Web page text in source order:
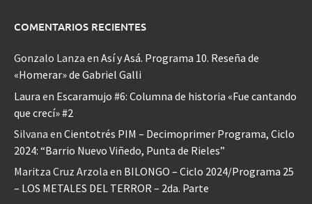
COMENTARIOS RECIENTES
Gonzalo Lanza en Así y Asá. Programa 10. Reseña de
«Homerar» de Gabriel Galli
Laura en Escaramujo #6: Columna de historia «Fue cantando
que crecí» #2
Silvana en Cientotrés PIM – Decimoprimer Programa, Ciclo
2024: “Barrio Nuevo Viñedo, Punta de Rieles”
Maritza Cruz Arzola en BILONGO – Ciclo 2024/Programa 25
– LOS METALES DEL TERROR – 2da. Parte